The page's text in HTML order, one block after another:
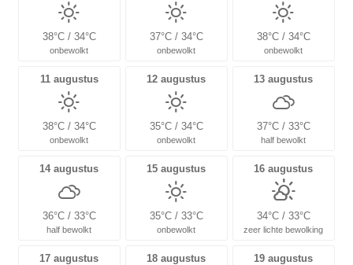
38°C / 34°C
onbewolkt
37°C / 34°C
onbewolkt
38°C / 34°C
onbewolkt
11 augustus
38°C / 34°C
onbewolkt
12 augustus
35°C / 34°C
onbewolkt
13 augustus
37°C / 33°C
half bewolkt
14 augustus
36°C / 33°C
half bewolkt
15 augustus
35°C / 33°C
onbewolkt
16 augustus
34°C / 33°C
zeer lichte bewolking
17 augustus 18 augustus 19 augustus